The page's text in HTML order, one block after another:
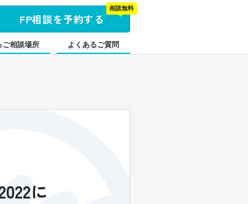
FP相談を予約する
相談無料
ご相談場所 よくあるご質問
に